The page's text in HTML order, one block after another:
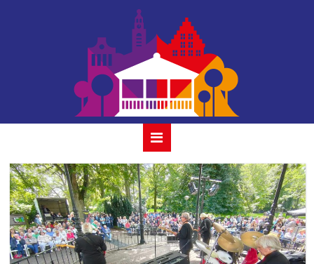
the-red-strats-30-
juli-2023_04